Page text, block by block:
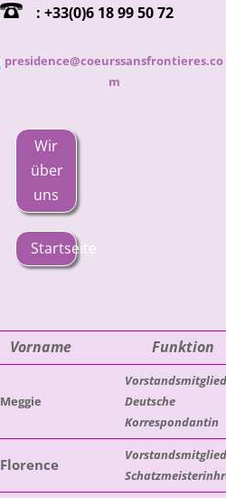
: +33(0)6 18 99 50 72
presidence@coeurssansfrontieres.co
m
Wir
über
uns
Startseite
Vorname Funktion
Meggie
Deutsche
Korrespondantin
Florence